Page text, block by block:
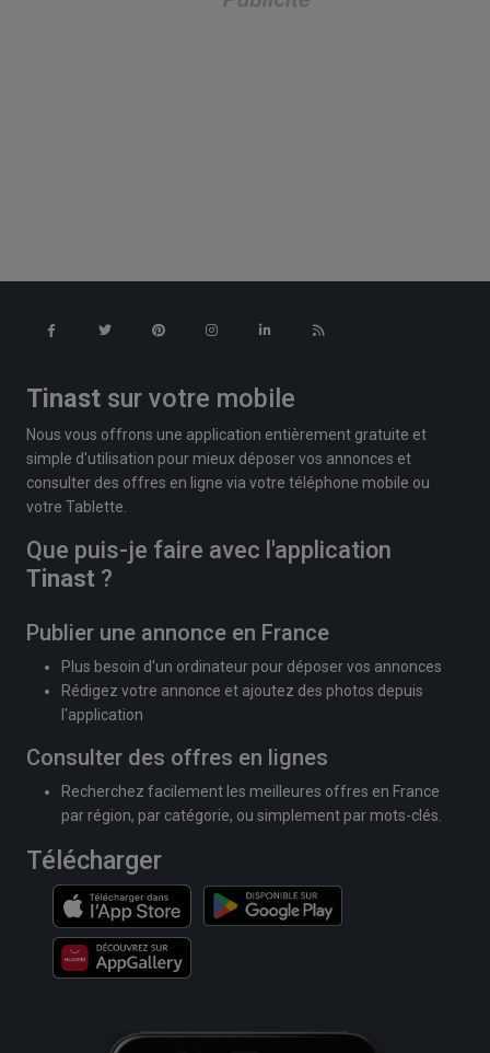
Tinast sur votre mobile
Nous vous offrons une application entièrement gratuite et
simple d'utilisation pour mieux déposer vos annonces et
consulter des offres en ligne via votre téléphone mobile ou
votre Tablette.
Que puis-je faire avec l'application
Tinast ?
Publier une annonce en France
Plus besoin d'un ordinateur pour déposer vos annonces
Rédigez votre annonce et ajoutez des photos depuis
l'application
Consulter des offres en lignes
Recherchez facilement les meilleures offres en France
par région, par catégorie, ou simplement par mots-clés.
Télécharger